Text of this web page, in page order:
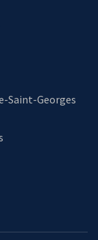
Saint-Georges